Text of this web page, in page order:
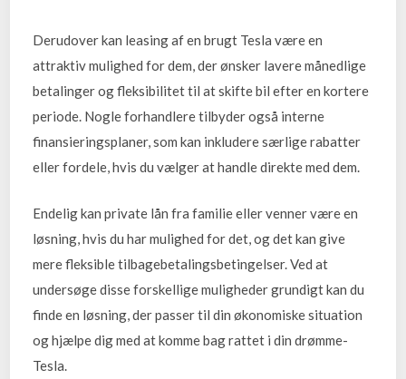
Derudover kan leasing af en brugt Tesla være en
attraktiv mulighed for dem, der ønsker lavere månedlige
betalinger og fleksibilitet til at skifte bil efter en kortere
periode. Nogle forhandlere tilbyder også interne
finansieringsplaner, som kan inkludere særlige rabatter
eller fordele, hvis du vælger at handle direkte med dem.
Endelig kan private lån fra familie eller venner være en
løsning, hvis du har mulighed for det, og det kan give
mere fleksible tilbagebetalingsbetingelser. Ved at
undersøge disse forskellige muligheder grundigt kan du
finde en løsning, der passer til din økonomiske situation
og hjælpe dig med at komme bag rattet i din drømme-
Tesla.